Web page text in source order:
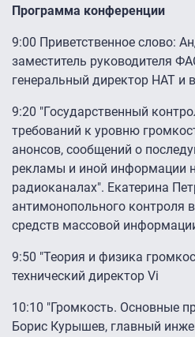
Программа конференции
9:00 Приветственное слово:
заместитель руководителя
генеральный директор НАТ и
9:20 "Государственный
требований к уровню
анонсов, сообщений о
рекламы и иной информации
радиоканалах". Екатерина
антимонопольного контроля
средств массовой
9:50 "Теория и физика
технический директор Vi
10:10 "Громкость. Основные
Борис Курышев, главный